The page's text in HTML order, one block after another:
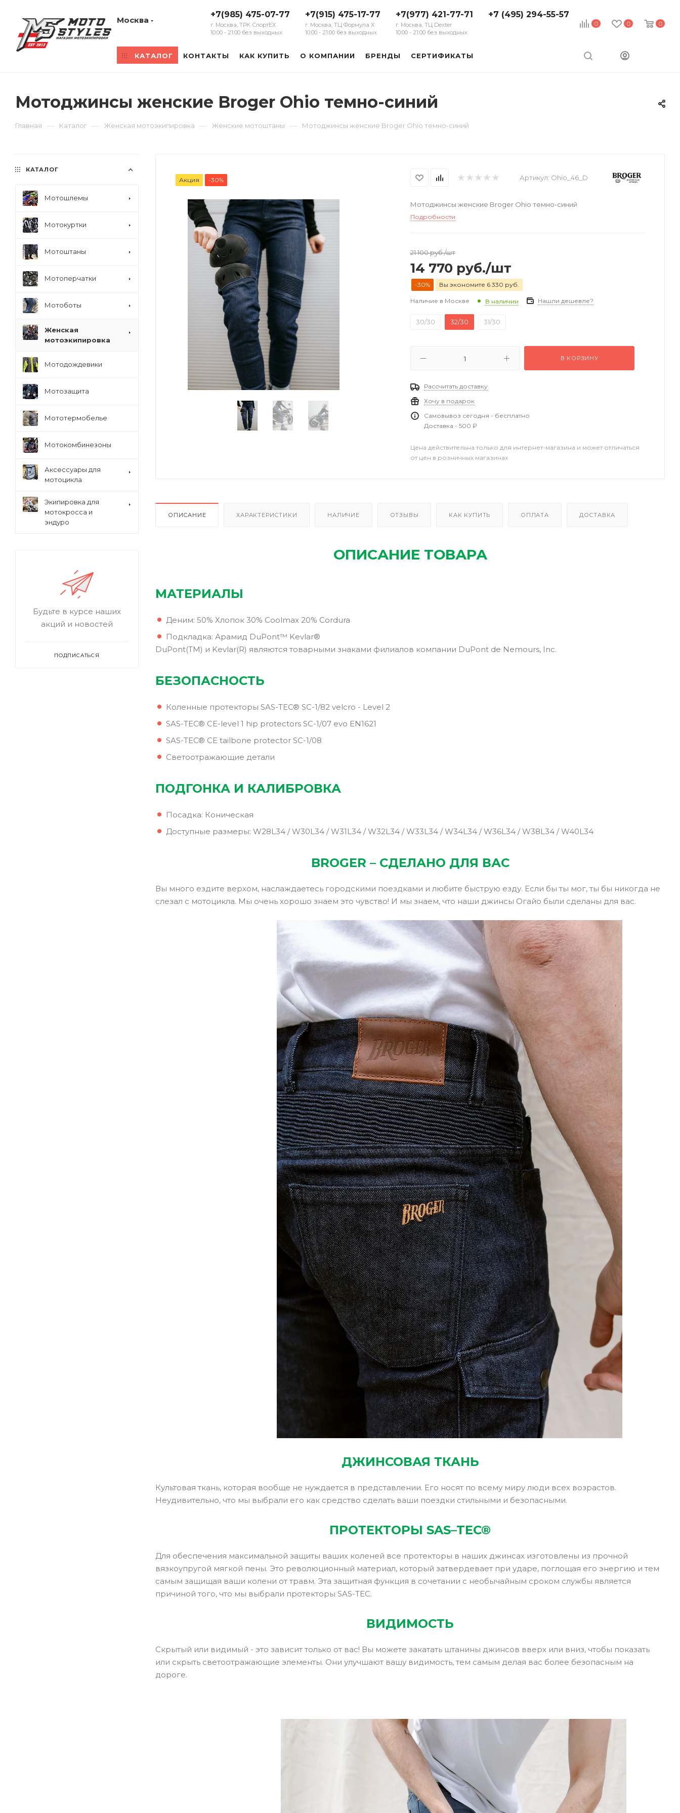
0 0 0
Москва
+7(985) 475-07-77
г. Москва, ТРК СпортЕХ
10:00 - 21:00 без выходных
+7(915) 475-17-77
г. Москва, ТЦ Формула Х
10:00 - 21:00 без выходных
+7(977) 421-77-71
г. Москва, ТЦ Dexter
10:00 - 21:00 без выходных
+7 (495) 294-55-57
КАТАЛОГ КОНТАКТЫ КАК КУПИТЬ О КОМПАНИИ БРЕНДЫ СЕРТИФИКАТЫ
Мотоджинсы женские Broger Ohio темно-синий
Главная — Каталог — Женская мотоэкипировка — Женские мотоштаны — Мотоджинсы женские Broger Ohio темно-синий
Акция -30% Артикул: Ohio_46_D
Мотоджинсы женские Broger Ohio темно-синий
Подробности
21 100руб./шт
14 770 руб./шт
-30% Вы экономите 6 330 руб.
Наличие в Москве В наличии Нашли дешевле?
30/30 32/30 31/30
В КОРЗИНУ
Рассчитать доставку
Хочу в подарок
Самовывоз сегодня - бесплатно
Доставка - 500 ₽
Цена действительна только для интернет-магазина и может отличаться
от цен в розничных магазинах
ОПИСАНИЕ ХАРАКТЕРИСТИКИ НАЛИЧИЕ ОТЗЫВЫ КАК КУПИТЬ ОПЛАТА ДОСТАВКА
ОПИСАНИЕ ТОВАРА
МАТЕРИАЛЫ
Деним: 50% Хлопок 30% Coolmax 20% Cordura
Подкладка: Арамид DuPont™ Kevlar®
DuPont(TM) и Kevlar(R) являются товарными знаками филиалов компании DuPont de Nemours, Inc.
БЕЗОПАСНОСТЬ
Коленные протекторы SAS-TEC® SC-1/82 velcro - Level 2
SAS-TEC® CE-level 1 hip protectors SC-1/07 evo EN1621
SAS-TEC® CE tailbone protector SC-1/08
Светоотражающие детали
ПОДГОНКА И КАЛИБРОВКА
Посадка: Коническая
Доступные размеры: W28L34 / W30L34 / W31L34 / W32L34 / W33L34 / W34L34 / W36L34 / W38L34 / W40L34
BROGER – СДЕЛАНО ДЛЯ ВАС
Вы много ездите верхом, наслаждаетесь городскими поездками и любите быструю езду. Если бы ты мог, ты бы никогда не
слезал с мотоцикла. Мы очень хорошо знаем это чувство! И мы знаем, что наши джинсы Огайо были сделаны для вас.
ДЖИНСОВАЯ ТКАНЬ
Культовая ткань, которая вообще не нуждается в представлении. Его носят по всему миру люди всех возрастов.
Неудивительно, что мы выбрали его как средство сделать ваши поездки стильными и безопасными.
ПРОТЕКТОРЫ SAS–TEC®
Для обеспечения максимальной защиты ваших коленей все протекторы в наших джинсах изготовлены из прочной
вязкоупругой мягкой пены. Это революционный материал, который затвердевает при ударе, поглощая его энергию и тем
самым защищая ваши колени от травм. Эта защитная функция в сочетании с необычайным сроком службы является
причиной того, что мы выбрали протекторы SAS-TEC.
ВИДИМОСТЬ
Скрытый или видимый - это зависит только от вас! Вы можете закатать штанины джинсов вверх или вниз, чтобы показать
или скрыть светоотражающие элементы. Они улучшают вашу видимость, тем самым делая вас более безопасным на
дороге.
КАТАЛОГ
Мотошлемы
Мотокуртки
Мотоштаны
Мотоперчатки
Мотоботы
Женская
мотоэкипировка
Мотодождевики
Мотозащита
Мототермобелье
Мотокомбинезоны
Аксессуары для
мотоцикла
Экипировка для
мотокросса и
эндуро
Будьте в курсе наших
акций и новостей
ПОДПИСАТЬСЯ